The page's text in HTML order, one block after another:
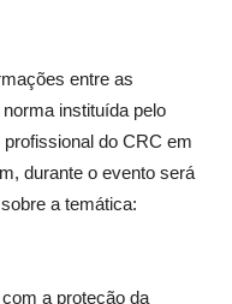
entre as
instituída pelo
do CRC em
durante o evento será
a temática:
a proteção da